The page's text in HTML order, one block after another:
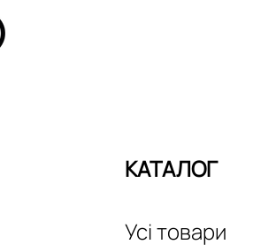
КАТАЛОГ
Усі товари